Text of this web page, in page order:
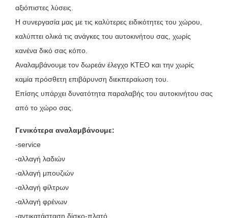
αξιόπιστες λύσεις.
Η συνεργασία μας με τις καλύτερες ειδικότητες του χώρου,
καλύπτει ολικά τις ανάγκες του αυτοκινήτου σας, χωρίς
κανένα δικό σας κόπο.
Αναλαμβάνουμε τον δωρεάν έλεγχο ΚΤΕΟ και την χωρίς
καμία πρόσθετη επιβάρυνση διεκπεραίωση του.
Επίσης υπάρχει δυνατότητα παραλαβής του αυτοκινήτου σας
από το χώρο σας.
Γενικότερα αναλαμβάνουμε:
-service
-αλλαγή λαδιών
-αλλαγή μπουζιών
-αλλαγή φίλτρων
-αλλαγή φρένων
-αντικατάσταση δίσκο-πλατό